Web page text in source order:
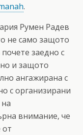
.
Румен Радев
не само защото
заедно с
и защото
ангажирана с
с организирани
внимание, че
от